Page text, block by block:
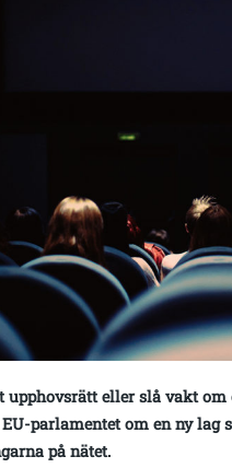
upphovsrätt eller slå vakt
parlamentet om en ny lag
på nätet.